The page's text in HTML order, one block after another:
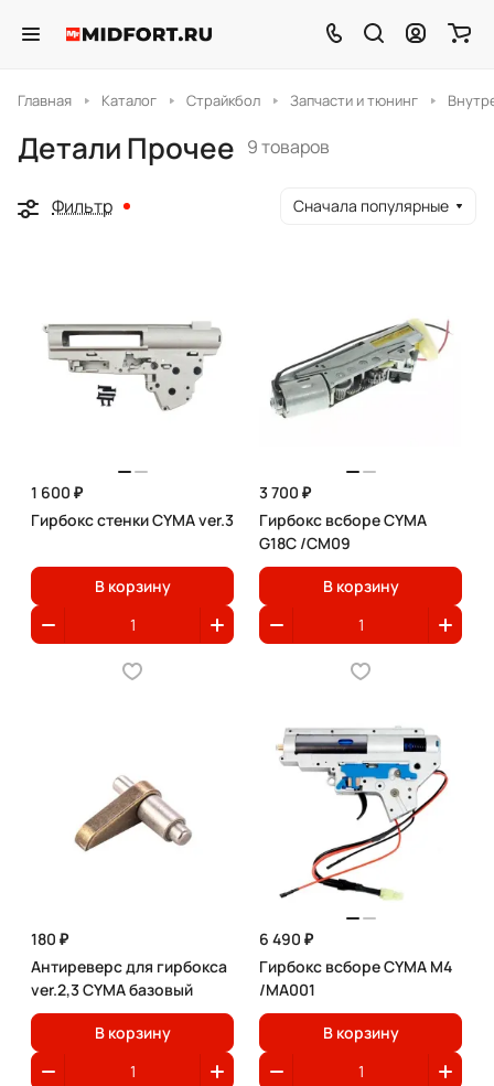
Главная Каталог Страйкбол Запчасти и тюнинг
Детали Прочее 9 товаров
Фильтр Сначала популярные
1 600 ₽
Гирбокс стенки CYMA ver.3
В корзину
3 700 ₽
Гирбокс всборе CYMA
G18C /СМ09
В корзину
180 ₽
Антиреверс для гирбокса
ver.2,3 CYMA базовый
В корзину
6 490 ₽
Гирбокс всборе CYMA M4
/MA001
В корзину